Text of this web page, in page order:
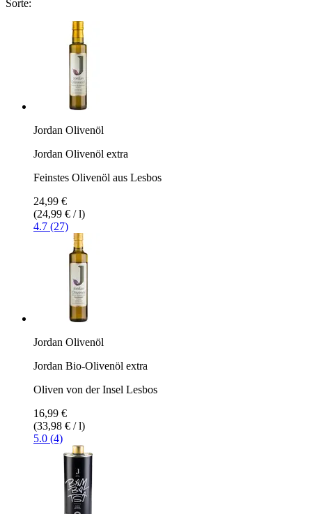
Sorte:
Jordan Olivenöl
Jordan Olivenöl extra
Feinstes Olivenöl aus Lesbos
24,99 €
(24,99 € / l)
4.7 (27)
Jordan Olivenöl
Jordan Bio-Olivenöl extra
Oliven von der Insel Lesbos
16,99 €
(33,98 € / l)
5.0 (4)